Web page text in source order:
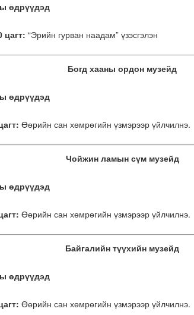
өдрүүдэд
цагт: “Эрийн гурван наадам” үзэсгэлэн
Богд хааны ордон музейд
өдрүүдэд
Өөрийн сан хөмрөгийн үзмэрээр үйлчилнэ.
Чойжин ламын сүм музейд
өдрүүдэд
Өөрийн сан хөмрөгийн үзмэрээр үйлчилнэ.
Байгалийн түүхийн музейд
өдрүүдэд
Өөрийн сан хөмрөгийн үзмэрээр үйлчилнэ.